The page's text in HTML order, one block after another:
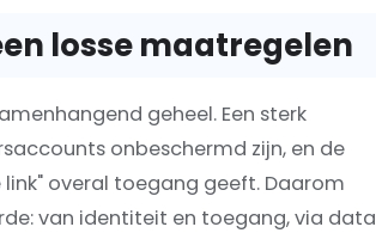
losse maatregelen
geheel. Een sterk
onbeschermd zijn, en de
overal toegang geeft. Daarom
van identiteit en toegang, via data